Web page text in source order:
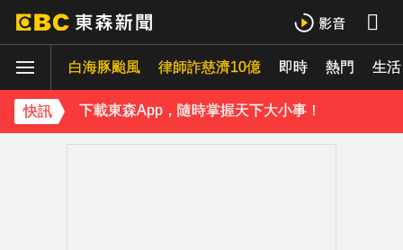
白海豚颱風 律師詐慈濟10億 即時 熱門 生活
快訊
下載東森App，隨時掌握天下大小事！
《理財達人秀》X 安聯投信免費講座報名中！搶先卡位 2027
下載東森App，隨時掌握天下大小事！